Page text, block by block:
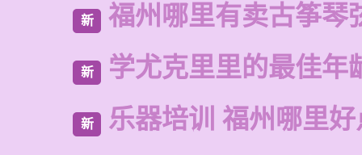
新 福州哪里有卖古筝琴
新 学尤克里里的最佳年
新 乐器培训 福州哪里